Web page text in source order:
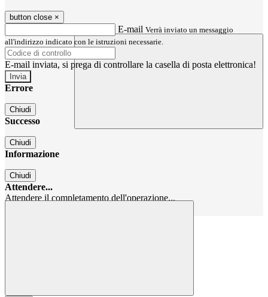
button close ×
E-mail Verrà inviato un messaggio
all'indirizzo indicato con le istruzioni necessarie.
E-mail inviata, si prega di controllare la casella di posta elettronica!
Errore
Chiudi
Successo
Chiudi
Informazione
Chiudi
Attendere...
Attendere il completamento dell'operazione...